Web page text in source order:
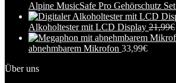
Alpine MusicSafe Pro Gehörschutz Set
Alkoholtester mit LCD Display 21,99€
abnehmbarem Mikrofon 33,99€
Über uns